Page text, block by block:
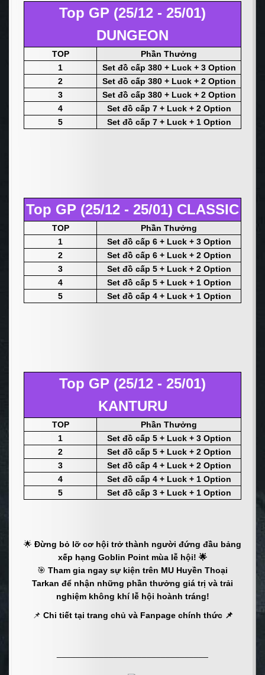
Top GP (25/12 - 25/01)
DUNGEON
TOP
Phần Thưởng
1
Set đồ cấp 380 + Luck + 3 Option
2
Set đồ cấp 380 + Luck + 2 Option
3
Set đồ cấp 380 + Luck + 2 Option
4
Set đồ cấp 7 + Luck + 2 Option
5
Set đồ cấp 7 + Luck + 1 Option
Top GP (25/12 - 25/01) CLASSIC
TOP
Phần Thưởng
1
Set đồ cấp 6 + Luck + 3 Option
2
Set đồ cấp 6 + Luck + 2 Option
3
Set đồ cấp 5 + Luck + 2 Option
4
Set đồ cấp 5 + Luck + 1 Option
5
Set đồ cấp 4 + Luck + 1 Option
Top GP (25/12 - 25/01)
KANTURU
TOP
Phần Thưởng
1
Set đồ cấp 5 + Luck + 3 Option
2
Set đồ cấp 5 + Luck + 2 Option
3
Set đồ cấp 4 + Luck + 2 Option
4
Set đồ cấp 4 + Luck + 1 Option
5
Set đồ cấp 3 + Luck + 1 Option
🌟 Đừng bỏ lỡ cơ hội trở thành người đứng đầu bảng
xếp hạng Goblin Point mùa lễ hội! 🌟
🎯 Tham gia ngay sự kiện trên MU Huyền Thoại
Tarkan để nhận những phần thưởng giá trị và trải
nghiệm không khí lễ hội hoành tráng!
📌 Chi tiết tại trang chủ và Fanpage chính thức 📌